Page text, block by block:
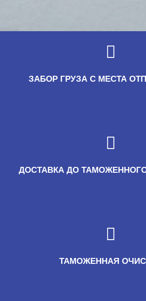
ЗАБОР ГРУЗА С МЕСТА
ДОСТАВКА ДО
ТАМОЖЕННАЯ